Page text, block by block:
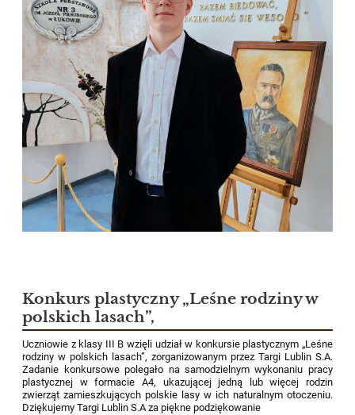
Konkurs plastyczny „Leśne rodziny w
polskich lasach”,
Uczniowie z klasy III B wzięli udział w konkursie plastycznym „Leśne
rodziny w polskich lasach”, zorganizowanym przez Targi Lublin S.A.
Zadanie konkursowe polegało na samodzielnym wykonaniu pracy
plastycznej w formacie A4, ukazującej jedną lub więcej rodzin
zwierząt zamieszkujących polskie lasy w ich naturalnym otoczeniu.
Dziękujemy Targi Lublin S.A za piękne podziękowanie